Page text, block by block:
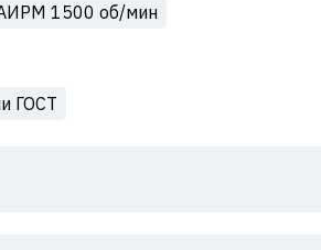
1500 об/мин
ГОСТ